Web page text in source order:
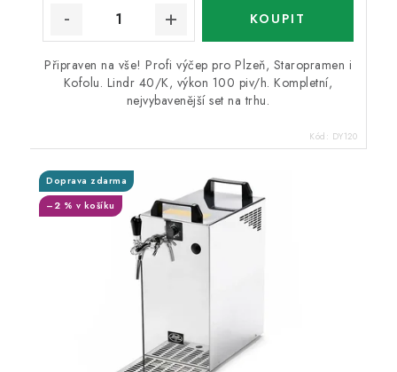
Připraven na vše! Profi výčep pro Plzeň, Staropramen i
Kofolu. Lindr 40/K, výkon 100 piv/h. Kompletní,
nejvybavenější set na trhu.
Kód: DY120
Doprava zdarma
–2 % v košíku